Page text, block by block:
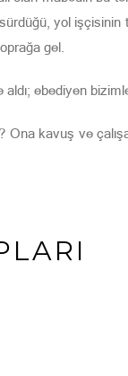
yol işçisinin
gel.
ebediyen bizimle
kavuş ve